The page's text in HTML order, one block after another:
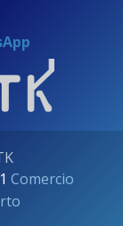
Comercio